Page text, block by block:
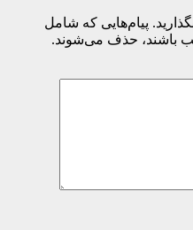
پیام‌هایی که شامل
باشند، حذف می‌شوند.